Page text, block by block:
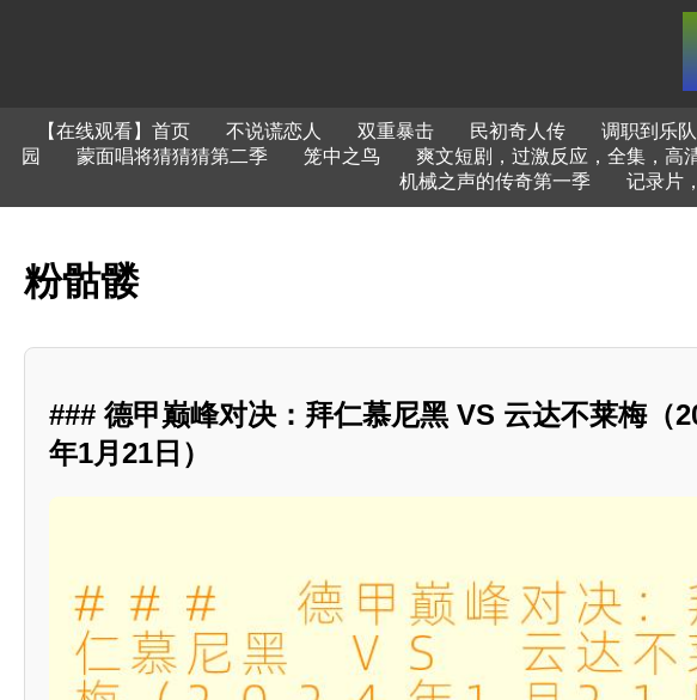
【在线观看】首页 不说谎恋人 双重暴击 民初奇人传 调职到乐队
园
蒙面唱将猜猜猜第二季 笼中之鸟 爽文短剧，过激反应，全集，高
机械之声的传奇第一季
记录片
粉骷髅
### 德甲巅峰对决：拜仁慕尼黑 VS 云达不莱梅（
年1月21日）